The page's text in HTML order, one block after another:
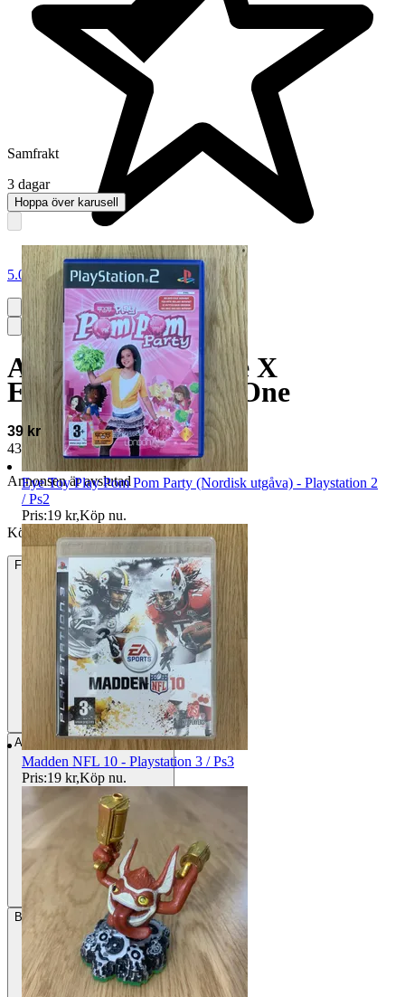
5.0
Anthem (Xbox One X
Enhanced) - Xbox One
39 kr
43 kr med köparskydd. Läs mer
Annonsen är avslutad
Köpförfrågan är tyvärr inte tillgänglig.
Frakt 51 kr PostNord Brevlåda
AvhämtningNorrtälje, Sverige
Betalning Via Tradera
Samfrakt
3 dagar
Hoppa över karusell
Eye Toy Play Pom Pom Party (Nordisk utgåva) - Playstation 2
/ Ps2
Pris:19 kr,Köp nu.
Madden NFL 10 - Playstation 3 / Ps3
Pris:19 kr,Köp nu.